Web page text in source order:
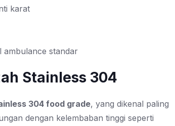
karat
ambulance standar
Stainless 304
304 food grade, yang dikenal paling
dengan kelembaban tinggi seperti